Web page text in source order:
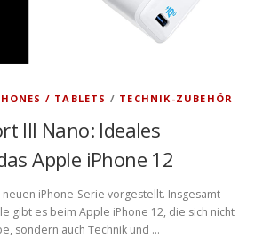
/ TABLETS / TECHNIK-ZUBEHÖR
III Nano: Ideales
Apple iPhone 12
iPhone-Serie vorgestellt. Insgesamt
gibt es beim Apple iPhone 12, die sich nicht
sondern auch Technik und …